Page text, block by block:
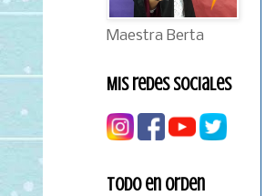
Maestra Berta
Mis redes sociales
Todo en orden